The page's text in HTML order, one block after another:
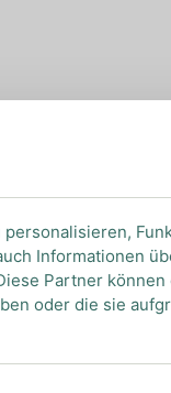
Informationen
Partner
oder die sie